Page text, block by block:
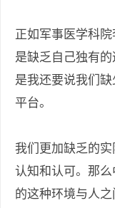
正如军事医学科
是缺乏自己独有
是我还要说我们
平台。
我们更加缺乏的
认知和认可。那
的这种环境与人